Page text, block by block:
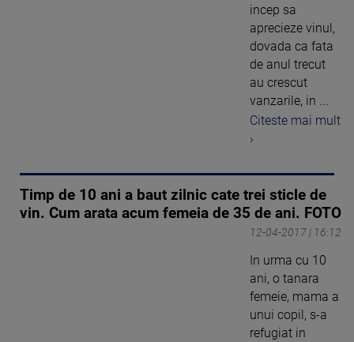
incep sa
aprecieze vinul,
dovada ca fata
de anul trecut
au crescut
vanzarile, in ...
Citeste mai mult
›
Timp de 10 ani a baut zilnic cate trei sticle de
vin. Cum arata acum femeia de 35 de ani. FOTO
12-04-2017 | 16:12
In urma cu 10
ani, o tanara
femeie, mama a
unui copil, s-a
refugiat in